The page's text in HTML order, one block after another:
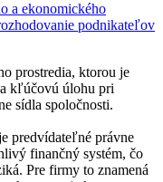
a ekonomického
podnikateľov
prostredia, ktorou je
kľúčovú úlohu pri
sídla spoločnosti.
predvídateľné právne
finančný systém, čo
Pre firmy to znamená